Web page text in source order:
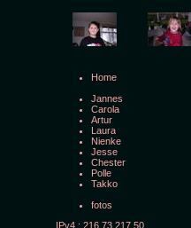
Home
Jannes
Carola
Artur
Laura
Nienke
Jesse
Chester
Polle
Takko
fotos
IPv4 : 216.73.217.50